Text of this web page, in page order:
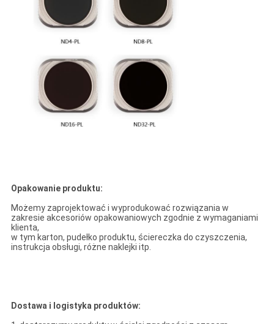
Opakowanie produktu:
Możemy zaprojektować i wyprodukować rozwiązania w
zakresie akcesoriów opakowaniowych zgodnie z wymaganiami
klienta,
w tym karton, pudełko produktu, ściereczka do czyszczenia,
instrukcja obsługi, różne naklejki itp.
Dostawa i logistyka produktów: